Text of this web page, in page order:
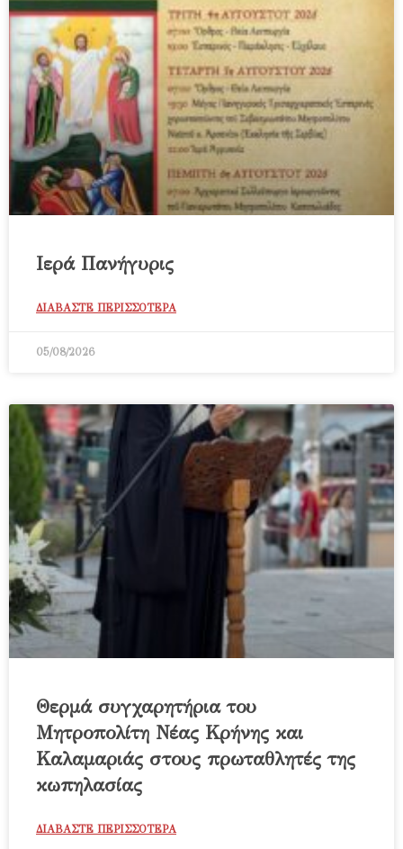
Ιερά Πανήγυρις
ΔΙΑΒΑΣΤΕ ΠΕΡΙΣΣΟΤΕΡΑ
05/08/2026
Θερμά συγχαρητήρια του
Μητροπολίτη Νέας Κρήνης και
Καλαμαριάς στους πρωταθλητές της
κωπηλασίας
ΔΙΑΒΑΣΤΕ ΠΕΡΙΣΣΟΤΕΡΑ